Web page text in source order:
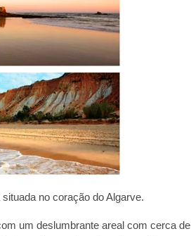
no coração do Algarve.
um deslumbrante areal com cerca de